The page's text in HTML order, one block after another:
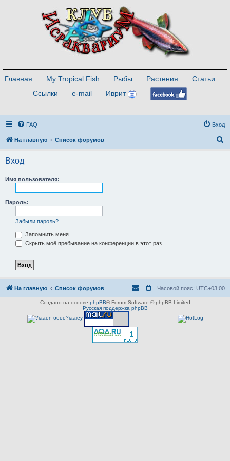
Главная My Tropical Fish Рыбы Растения
Статьи
Ссылки
e-mail Иврит
FAQ Вход
На главную Список форумов
Вход
Имя пользователя:
Пароль:
Забыли пароль?
Запомнить меня
Скрыть моё пребывание на конференции в этот раз
На главную Список форумов Часовой пояс: UTC+03:00
Создано на основе phpBB® Forum Software © phpBB Limited
Русская поддержка phpBB